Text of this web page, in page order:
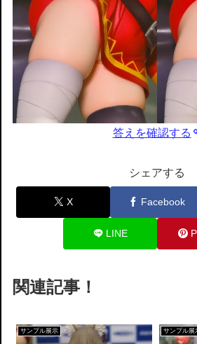
答えを確認する
シェアする
X Facebook
LINE
関連記事！
サンプル展示 サンプル展